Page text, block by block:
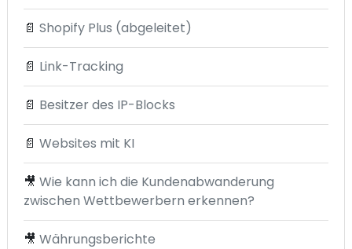
📄 Shopify Plus (abgeleitet)
📄 Link-Tracking
📄 Besitzer des IP-Blocks
📄 Websites mit KI
🎥 Wie kann ich die Kundenabwanderung
zwischen Wettbewerbern erkennen?
🎥 Währungsberichte